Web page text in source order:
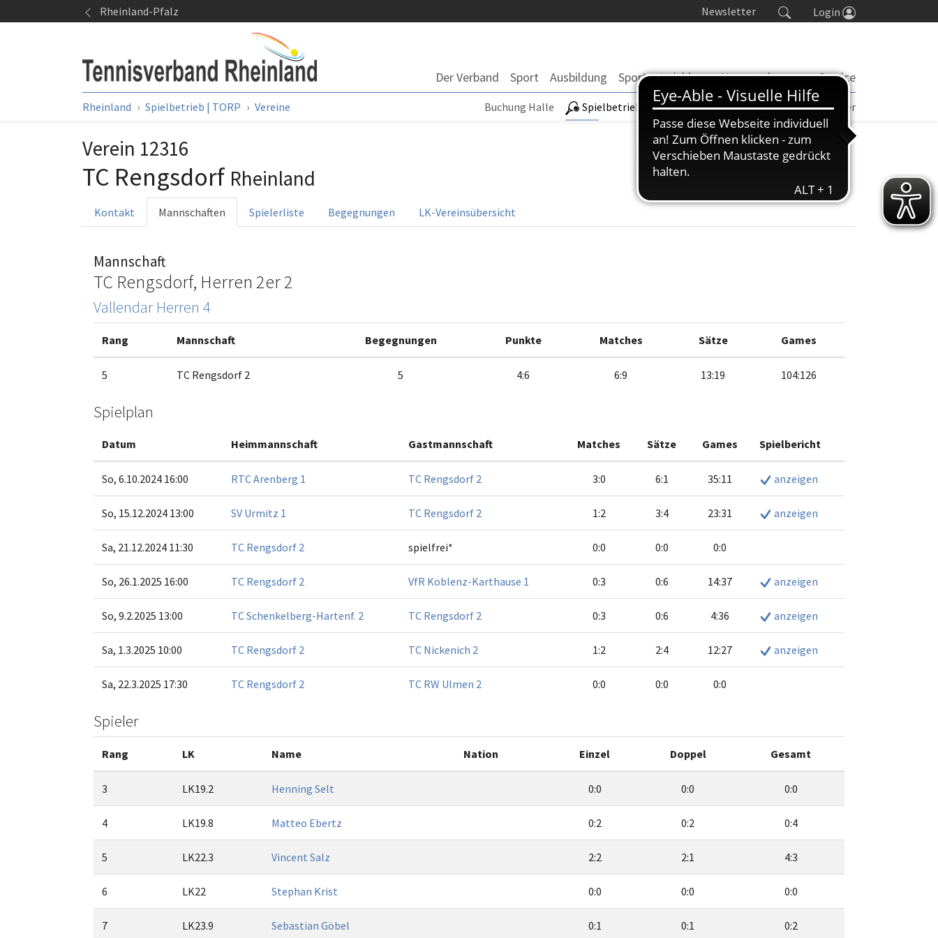
Springe zum SeiteninhaltRheinland-Pfalz Newsletter Login
Der Verband Sport Ausbildung Sportentwicklung Veranstaltungen Service
Buchung Halle Spielbetrieb | TORP Turniere Seminarkalender
Sie sind hier:
Rheinland Spielbetrieb | TORP Vereine
Verein 12316
TC Rengsdorf Rheinland
Kontakt Mannschaften Spielerliste Begegnungen LK-Vereinsübersicht
Mannschaft
TC Rengsdorf, Herren 2er 2
Vallendar Herren 4
Rang Mannschaft Begegnungen Punkte Matches Sätze Games
5 TC Rengsdorf 2 5 4:6 6:9 13:19 104:126
Spielplan
Datum Heimmannschaft Gastmannschaft Matches Sätze Games Spielbericht
So, 6.10.2024 16:00 RTC Arenberg 1 TC Rengsdorf 2 3:0 6:1 35:11 anzeigen
So, 15.12.2024 13:00 SV Urmitz 1 TC Rengsdorf 2 1:2 3:4 23:31 anzeigen
Sa, 21.12.2024 11:30 TC Rengsdorf 2 spielfrei* 0:0 0:0 0:0
So, 26.1.2025 16:00 TC Rengsdorf 2 VfR Koblenz-Karthause 1 0:3 0:6 14:37 anzeigen
So, 9.2.2025 13:00 TC Schenkelberg-Hartenf. 2 TC Rengsdorf 2 0:3 0:6 4:36 anzeigen
Sa, 1.3.2025 10:00 TC Rengsdorf 2 TC Nickenich 2 1:2 2:4 12:27 anzeigen
Sa, 22.3.2025 17:30 TC Rengsdorf 2 TC RW Ulmen 2 0:0 0:0 0:0
Spieler
Rang LK Name Nation Einzel Doppel Gesamt
3 LK19.2 Henning Selt 0:0 0:0 0:0
4 LK19.8 Matteo Ebertz 0:2 0:2 0:4
5 LK22.3 Vincent Salz 2:2 2:1 4:3
6 LK22 Stephan Krist 0:0 0:0 0:0
7 LK23.9 Sebastian Göbel 0:1 0:1 0:2